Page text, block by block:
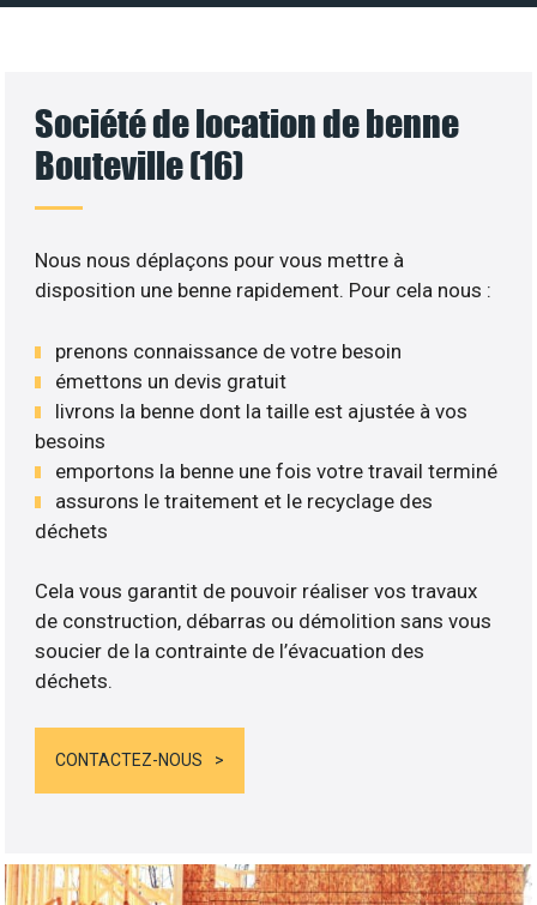
Société de location de benne
Bouteville (16)
Nous nous déplaçons pour vous mettre à
disposition une benne rapidement. Pour cela nous :
prenons connaissance de votre besoin
émettons un devis gratuit
livrons la benne dont la taille est ajustée à vos
besoins
emportons la benne une fois votre travail terminé
assurons le traitement et le recyclage des
déchets
Cela vous garantit de pouvoir réaliser vos travaux
de construction, débarras ou démolition sans vous
soucier de la contrainte de l’évacuation des
déchets.
CONTACTEZ-NOUS